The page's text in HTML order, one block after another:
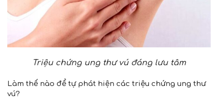
Triệu chứng ung thư vú đáng lưu tâm
Làm thế nào để tự phát hiện các triệu chứng ung thư
vú?